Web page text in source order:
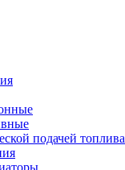
подачей топлива